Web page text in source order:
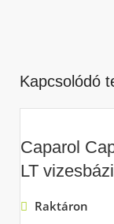
Kapcsolódó
Caparol
LT
Raktáron